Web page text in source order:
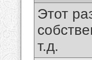
Этот
т.д.